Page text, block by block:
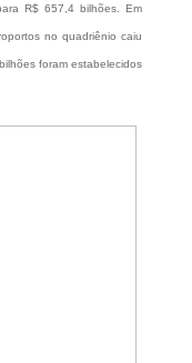
R$ 657,4 bilhões. Em
no quadriênio caiu
foram estabelecidos